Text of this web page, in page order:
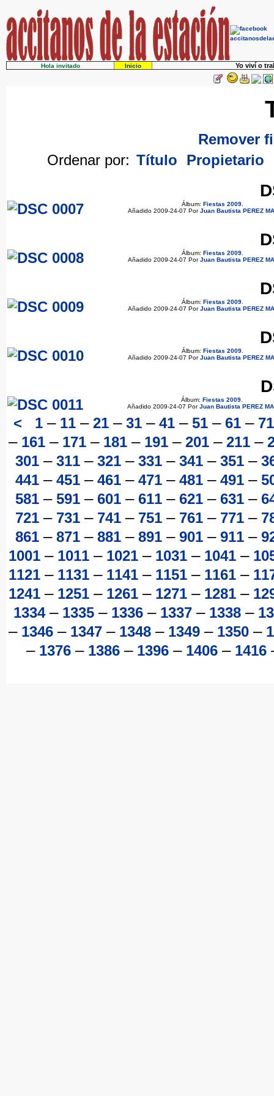
Hola invitado Inicio Yo viví o
Remover
Ordenar por: Título Propietario
Álbum: Fiestas 2009.
Añadido 2009-24-07 PorJuan Bautista PEREZ
Álbum: Fiestas 2009.
Añadido 2009-24-07 PorJuan Bautista PEREZ
Álbum: Fiestas 2009.
Añadido 2009-24-07 PorJuan Bautista PEREZ
Álbum: Fiestas 2009.
Añadido 2009-24-07 PorJuan Bautista PEREZ
Álbum: Fiestas 2009.
Añadido 2009-24-07 PorJuan Bautista PEREZ
< 1 – 11 – 21 – 31 – 41 – 51 – 61 – 71
– 161 – 171 – 181 – 191 – 201 – 211 –
301– 311– 321– 331– 341– 351–
441– 451– 461– 471– 481– 491–
581– 591– 601– 611– 621– 631–
721– 731– 741– 751– 761– 771–
861– 871– 881– 891– 901– 911–
1001– 1011– 1021– 1031– 1041–
1121– 1131– 1141– 1151– 1161–
1241– 1251– 1261– 1271– 1281–
1334– 1335 – 1336 – 1337 – 1338 –
– 1346– 1347– 1348– 1349– 1350–
– 1376 – 1386 – 1396 – 1406 – 1416